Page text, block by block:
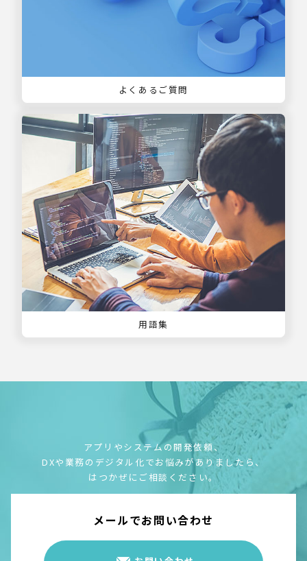
よくあるご質問
用語集
アプリやシステムの開発依頼、
DXや業務のデジタル化でお悩みがありましたら、
はつかぜにご相談ください。
メールでお問い合わせ